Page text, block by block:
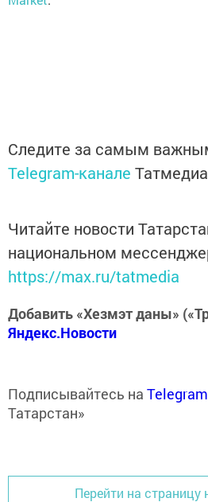
Следите за самым
Telegram-канале Татмедиа
Читайте новости
национальном
https://max.ru/tatmedia
Добавить «Хезмэт даны»
Яндекс.Новости
Подписывайтесь на
Татарстан»
Перейти на страницу